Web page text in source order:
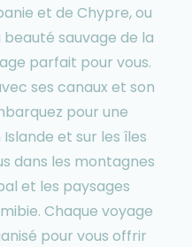
et de Chypre, ou
sauvage de la
parfait pour vous.
ses canaux et son
pour une
et sur les îles
dans les montagnes
et les paysages
Chaque voyage
pour vous offrir